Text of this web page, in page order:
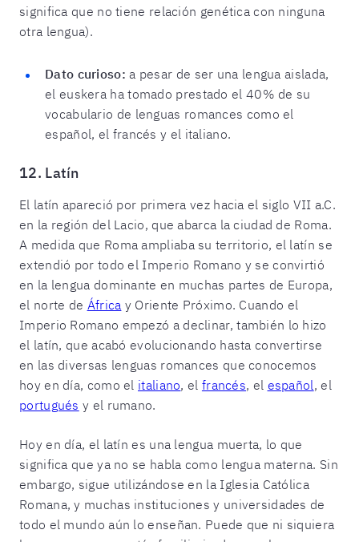
significa que no tiene relación genética con ninguna
otra lengua).
Dato curioso:a pesar de ser una lengua aislada,
el euskera ha tomado prestado el 40% de su
vocabulario de lenguas romances como el
español, el francés y el italiano.
12. Latín
El latín apareció por primera vez hacia el siglo VII a.C.
en la región del Lacio, que abarca la ciudad de Roma.
A medida que Roma ampliaba su territorio, el latín se
extendió por todo el Imperio Romano y se convirtió
en la lengua dominante en muchas partes de Europa,
el norte de África y Oriente Próximo. Cuando el
Imperio Romano empezó a declinar, también lo hizo
el latín, que acabó evolucionando hasta convertirse
en las diversas lenguas romances que conocemos
hoy en día, como el italiano, el francés, el español, el
portugués y el rumano.
Hoy en día, el latín es una lengua muerta, lo que
significa que ya no se habla como lengua materna. Sin
embargo, sigue utilizándose en la Iglesia Católica
Romana, y muchas instituciones y universidades de
todo el mundo aún lo enseñan. Puede que ni siquiera